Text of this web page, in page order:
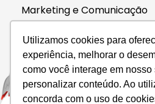
Utilizamos cookies para
experiência, melhorar o
como você interage em nosso
personalizar conteúdo. Ao
concorda com o uso de
Marketing e Comunicação
Contato
(11) 96661-4240